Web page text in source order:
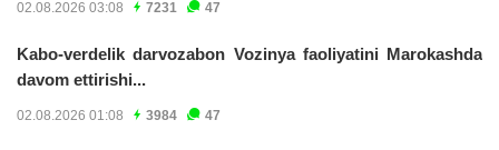
02.08.2026 03:08 7231 47
Kabo-verdelik darvozabon Vozinya faoliyatini Marokashda
davom ettirishi...
02.08.2026 01:08 3984 47